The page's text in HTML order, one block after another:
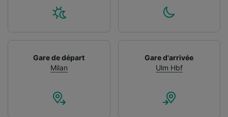
Gare de départ
Milan
Gare d'arrivée
Ulm Hbf